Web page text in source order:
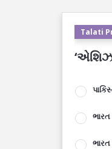
Talati
ભારત